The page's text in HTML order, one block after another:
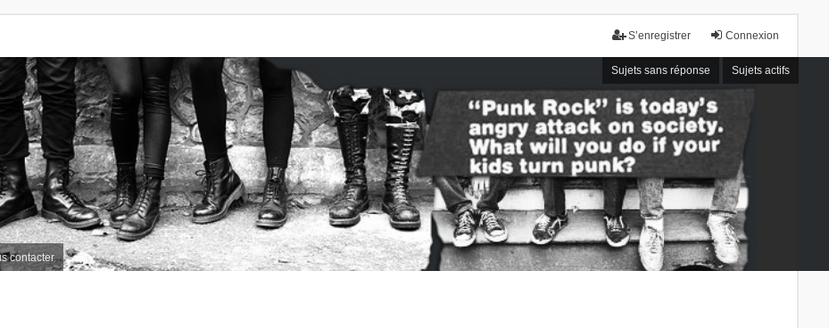
Connexion
S’enregistrer
Sujets sans réponse Sujets actifs
contacter